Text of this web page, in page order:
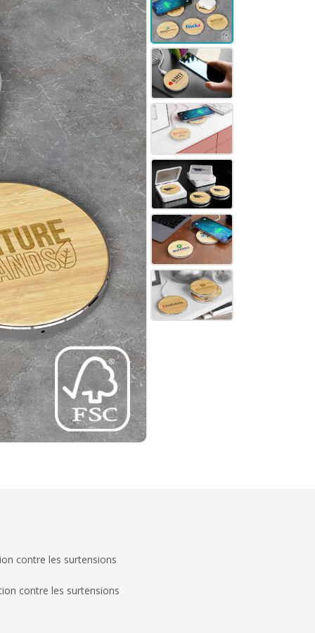
contre les surtensions
contre les surtensions